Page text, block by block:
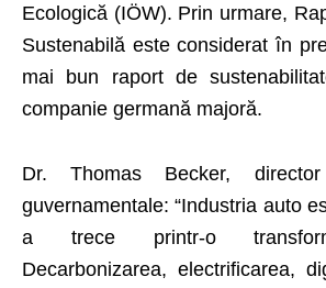
Ecologică (IÖW). Prin urmare,
Sustenabilă este considerat în
mai bun raport de
companie germană majoră.
Dr. Thomas Becker,
guvernamentale: “Industria auto
a trece printr-o
Decarbonizarea, electrificarea,